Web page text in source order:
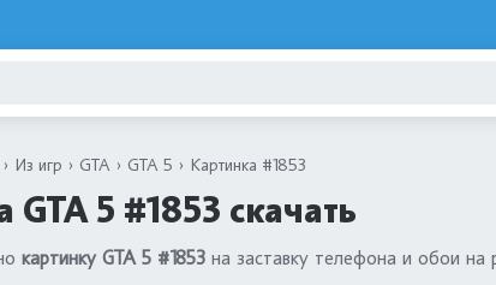
Из игр GTA GTA 5 Картинка #1853
GTA 5 #1853 скачать
картинку GTA 5 #1853 на заставку телефона и обои на